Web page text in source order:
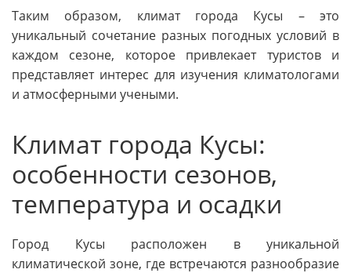
Таким образом, климат города Кусы – это
уникальный сочетание разных погодных условий в
каждом сезоне, которое привлекает туристов и
представляет интерес для изучения климатологами
и атмосферными учеными.
Климат города Кусы:
особенности сезонов,
температура и осадки
Город Кусы расположен в уникальной
климатической зоне, где встречаются разнообразие